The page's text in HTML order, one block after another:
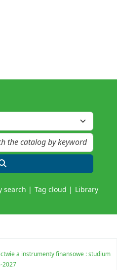
search Tag cloud Library
a instrumenty finansowe : studium
2027